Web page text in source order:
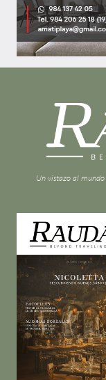
Un vistazo al mundo